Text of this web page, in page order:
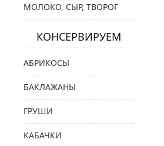
МОЛОКО, СЫР, ТВОРОГ
КОНСЕРВИРУЕМ
АБРИКОСЫ
БАКЛАЖАНЫ
ГРУШИ
КАБАЧКИ